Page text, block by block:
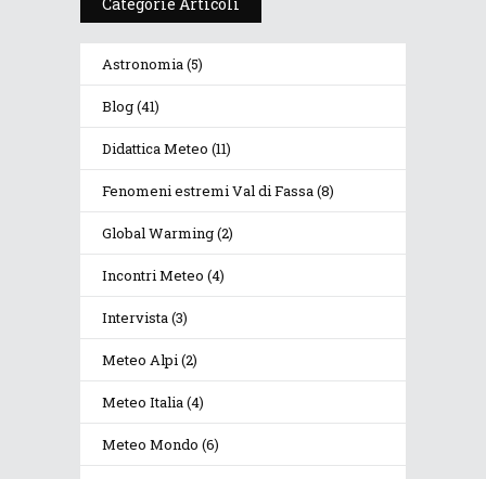
Astronomia(5)
Blog(41)
Didattica Meteo (11)
Fenomeni estremi Val di Fassa(8)
Global Warming(2)
Incontri Meteo (4)
Intervista(3)
Meteo Alpi(2)
Meteo Italia(4)
Meteo Mondo (6)